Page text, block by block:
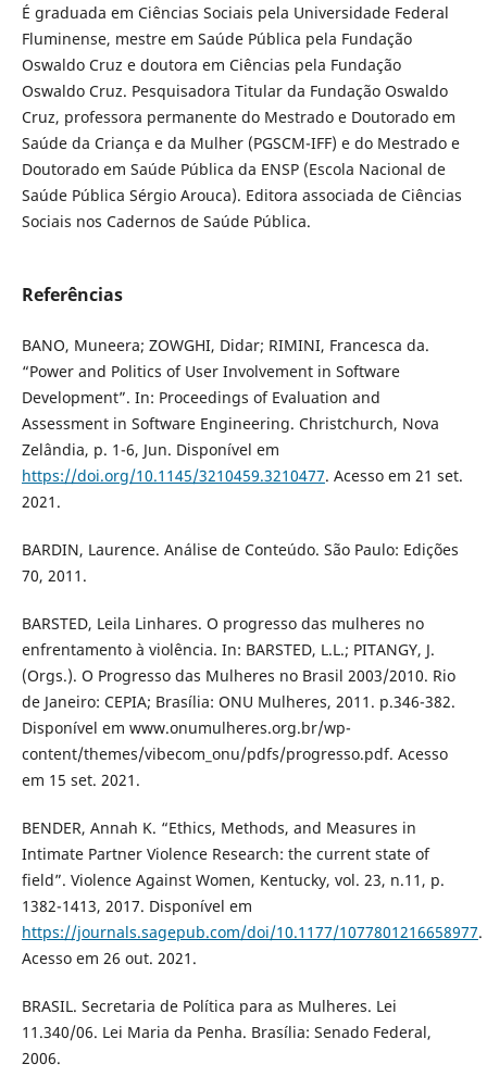
É graduada em Ciências Sociais pela Universidade Federal
Fluminense, mestre em Saúde Pública pela Fundação
Oswaldo Cruz e doutora em Ciências pela Fundação
Oswaldo Cruz. Pesquisadora Titular da Fundação Oswaldo
Cruz, professora permanente do Mestrado e Doutorado em
Saúde da Criança e da Mulher (PGSCM-IFF) e do Mestrado e
Doutorado em Saúde Pública da ENSP (Escola Nacional de
Saúde Pública Sérgio Arouca). Editora associada de Ciências
Sociais nos Cadernos de Saúde Pública.
Referências
BANO, Muneera; ZOWGHI, Didar; RIMINI, Francesca da.
“Power and Politics of User Involvement in Software
Development”. In: Proceedings of Evaluation and
Assessment in Software Engineering. Christchurch, Nova
Zelândia, p. 1-6, Jun. Disponível em
https://doi.org/10.1145/3210459.3210477. Acesso em 21 set.
2021.
BARDIN, Laurence. Análise de Conteúdo. São Paulo: Edições
70, 2011.
BARSTED, Leila Linhares. O progresso das mulheres no
enfrentamento à violência. In: BARSTED, L.L.; PITANGY, J.
(Orgs.). O Progresso das Mulheres no Brasil 2003/2010. Rio
de Janeiro: CEPIA; Brasília: ONU Mulheres, 2011. p.346-382.
Disponível em www.onumulheres.org.br/wp-
content/themes/vibecom_onu/pdfs/progresso.pdf. Acesso
em 15 set. 2021.
BENDER, Annah K. “Ethics, Methods, and Measures in
Intimate Partner Violence Research: the current state of
field”. Violence Against Women, Kentucky, vol. 23, n.11, p.
1382-1413, 2017. Disponível em
https://journals.sagepub.com/doi/10.1177/1077801216658977.
Acesso em 26 out. 2021.
BRASIL. Secretaria de Política para as Mulheres. Lei
11.340/06. Lei Maria da Penha. Brasília: Senado Federal,
2006.